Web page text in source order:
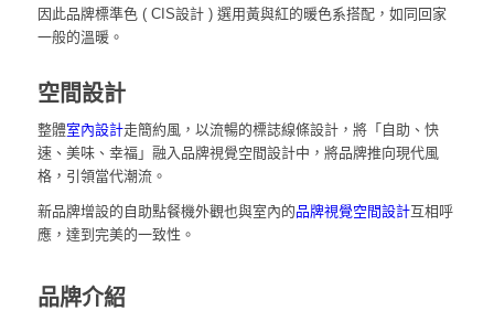
因此品牌標準色 ( CIS設計 ) 選用黃與紅的暖色系搭配，如同回家
一般的溫暖。
空間設計
整體室內設計走簡約風，以流暢的標誌線條設計，將「自助、快
速、美味、幸福」融入品牌視覺空間設計中，將品牌推向現代風
格，引領當代潮流。
新品牌增設的自助點餐機外觀也與室內的品牌視覺空間設計互相呼
應，達到完美的一致性。
品牌介紹